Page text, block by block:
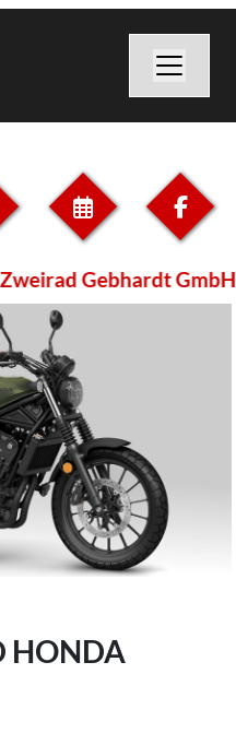
Gebhardt GmbH
HONDA